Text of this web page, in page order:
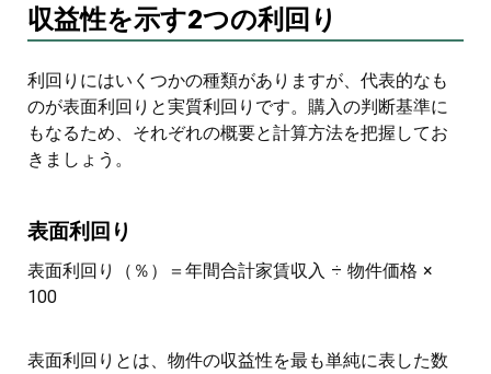
収益性を示す2つの利回り
利回りにはいくつかの種類がありますが、代表的なも
のが表面利回りと実質利回りです。購入の判断基準に
もなるため、それぞれの概要と計算方法を把握してお
きましょう。
表面利回り
表面利回り（％）＝年間合計家賃収入 ÷ 物件価格 ×
100
表面利回りとは、物件の収益性を最も単純に表した数